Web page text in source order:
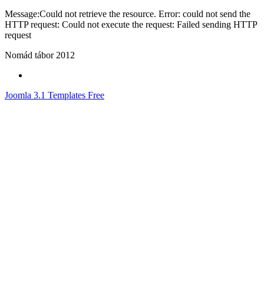
Message:Could not retrieve the resource. Error: could not send the
HTTP request: Could not execute the request: Failed sending HTTP
request
Nomád tábor 2012
Joomla 3.1 Templates Free